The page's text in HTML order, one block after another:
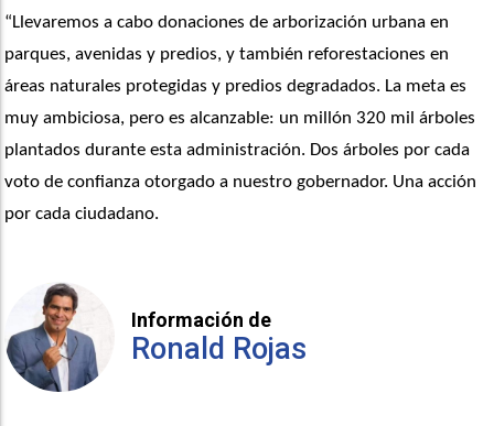
“Llevaremos a cabo donaciones de arborización urbana en
parques, avenidas y predios, y también reforestaciones en
áreas naturales protegidas y predios degradados. La meta es
muy ambiciosa, pero es alcanzable: un millón 320 mil árboles
plantados durante esta administración. Dos árboles por cada
voto de confianza otorgado a nuestro gobernador. Una acción
por cada ciudadano.
Información de
Ronald Rojas